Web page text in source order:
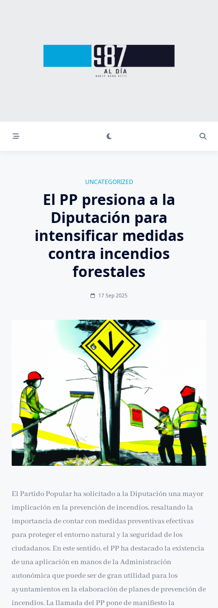
UNCATEGORIZED
El PP presiona a la
Diputación para
intensificar medidas
contra incendios
forestales
17 Sep 2025
El Partido Popular ha solicitado a la Diputación una mayor
implicación en la prevención de incendios, resaltando la
importancia de contar con medidas preventivas efectivas
para proteger el entorno natural y la seguridad de los
ciudadanos. En este sentido, el PP ha destacado la existencia
de una aplicación en manos de la Administración
autonómica que puede ser de gran utilidad para los
ayuntamientos en la elaboración de planes de prevención de
incendios. La llamada del PP pone de manifiesto la